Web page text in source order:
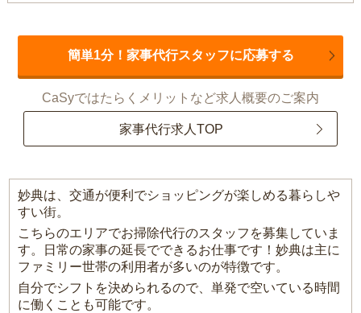
簡単1分！家事代行スタッフに応募する
CaSyではたらくメリットなど求人概要のご案内
家事代行求人TOP
妙典は、交通が便利でショッピングが楽しめる暮らしや
すい街。
こちらのエリアでお掃除代行のスタッフを募集していま
す。日常の家事の延長でできるお仕事です！妙典は主に
ファミリー世帯の利用者が多いのが特徴です。
自分でシフトを決められるので、単発で空いている時間
に働くことも可能です。